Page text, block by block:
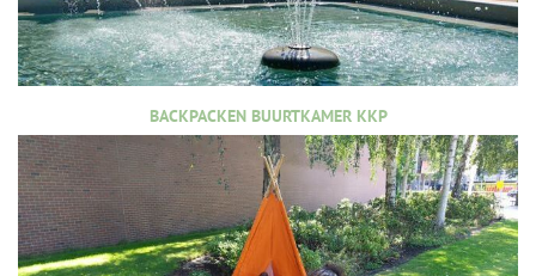
BACKPACKEN BUURTKAMER KKP